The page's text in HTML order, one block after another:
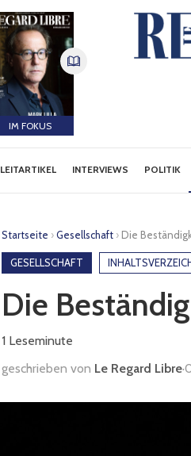
IM FOKUS
LEITARTIKEL INTERVIEWS POLITIK
Startseite ›Gesellschaft › Die
GESELLSCHAFT
Die
1 Leseminute
geschrieben von Le Regard Libre·